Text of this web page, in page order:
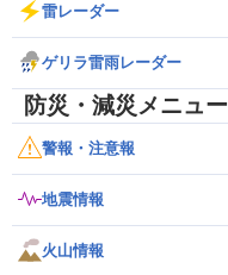
雷レーダー
ゲリラ雷雨レーダー
防災・減災メニュー
警報・注意報
地震情報
火山情報